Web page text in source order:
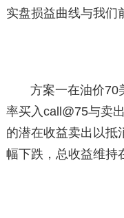
实盘损益曲线与我们
方案一在油价70
率买入call@75与卖
的潜在收益卖出以抵
幅下跌，总收益维持